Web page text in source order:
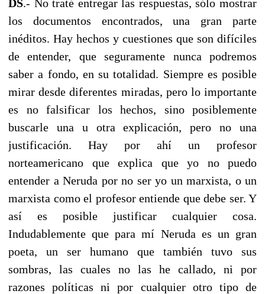
DS.- No traté entregar las respuestas, sólo mostrar
los documentos encontrados, una gran parte
inéditos. Hay hechos y cuestiones que son difíciles
de entender, que seguramente nunca podremos
saber a fondo, en su totalidad. Siempre es posible
mirar desde diferentes miradas, pero lo importante
es no falsificar los hechos, sino posiblemente
buscarle una u otra explicación, pero no una
justificación. Hay por ahí un profesor
norteamericano que explica que yo no puedo
entender a Neruda por no ser yo un marxista, o un
marxista como el profesor entiende que debe ser. Y
así es posible justificar cualquier cosa.
Indudablemente que para mí Neruda es un gran
poeta, un ser humano que también tuvo sus
sombras, las cuales no las he callado, ni por
razones políticas ni por cualquier otro tipo de